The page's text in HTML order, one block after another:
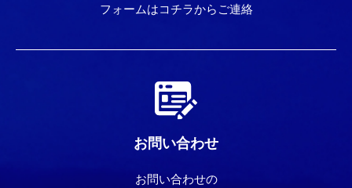
フォームはコチラからご連絡
お問い合わせ
お問い合わせの